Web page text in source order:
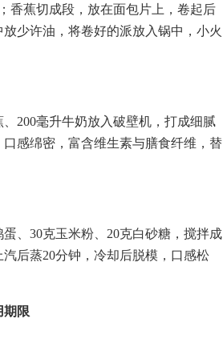
香蕉切成段，放在面包片上，卷起后
少许油，将卷好的派放入锅中，小火
200毫升牛奶放入破壁机，打成细腻
感绵密，富含维生素与膳食纤维，替
、30克玉米粉、20克白砂糖，搅拌成
后蒸20分钟，冷却后脱模，口感松
期限